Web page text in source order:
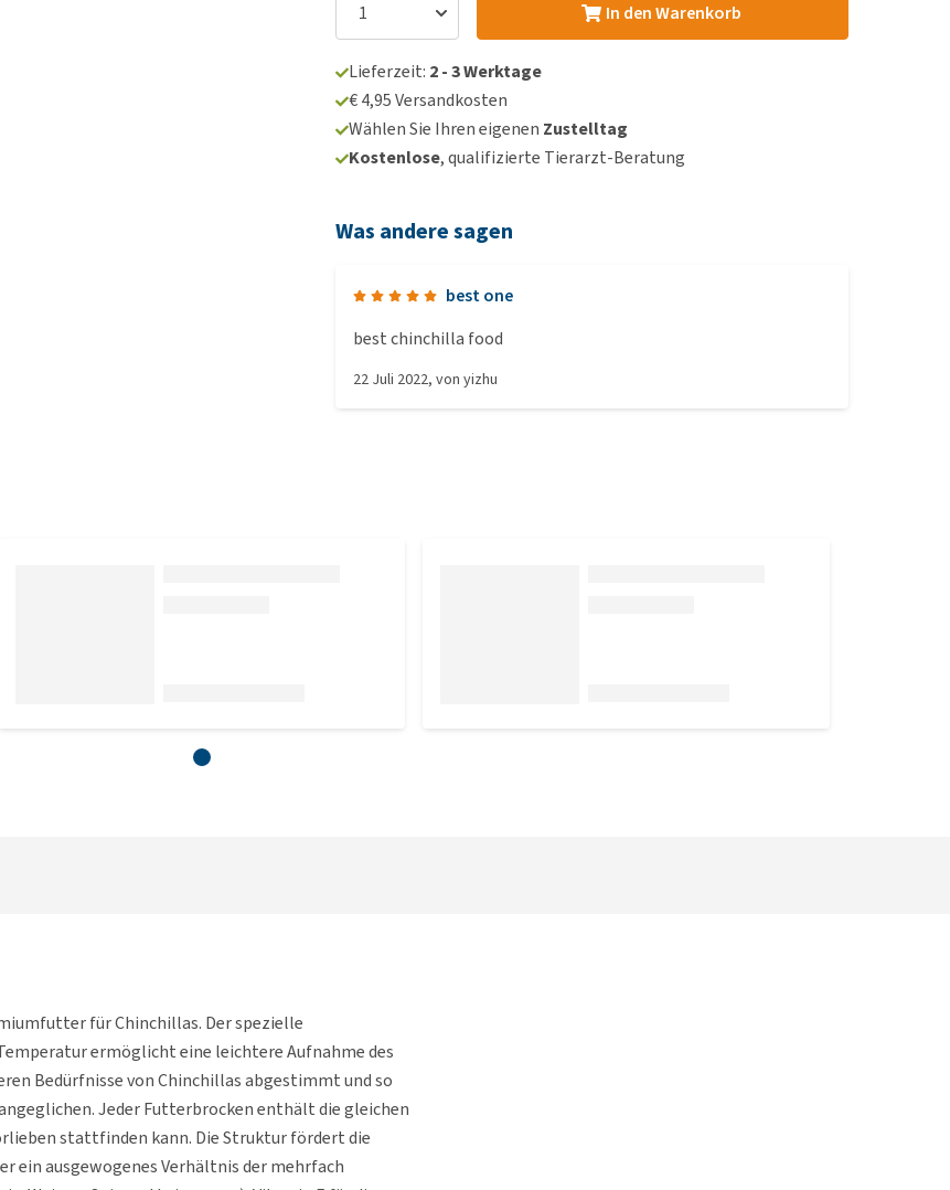
In den Warenkorb
Lieferzeit: 2 - 3 Werktage
€ 4,95 Versandkosten
Wählen Sie Ihren eigenen Zustelltag
Kostenlose, qualifizierte Tierarzt-Beratung
Was andere sagen
best one
best chinchilla food
22 Juli 2022, vonyizhu
für Chinchillas. Der spezielle
ermöglicht eine leichtere Aufnahme des
Bedürfnisse von Chinchillas abgestimmt und so
Jeder Futterbrocken enthält die gleichen
stattfinden kann. Die Struktur fördert die
ein ausgewogenes Verhältnis der mehrfach